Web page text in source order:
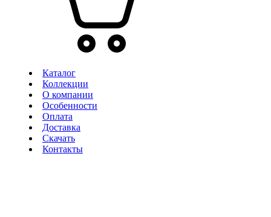
Каталог
Коллекции
О компании
Особенности
Оплата
Доставка
Скачать
Контакты